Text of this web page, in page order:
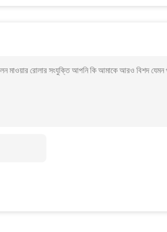
রোলার সংযুক্তি আপনি কি আমাকে আরও বিশদ যেমন